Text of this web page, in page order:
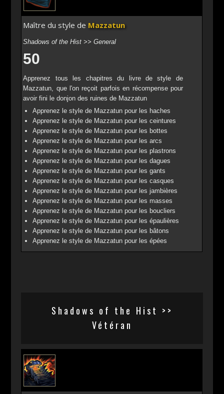
Maître du style de Mazzatun
Shadows of the Hist >> General
50
Apprenez tous les chapitres du livre de style de
Mazzatun, que l'on reçoit parfois en récompense pour
avoir fini le donjon des ruines de Mazzatun
Apprenez le style de Mazzatun pour les haches
Apprenez le style de Mazzatun pour les ceintures
Apprenez le style de Mazzatun pour les bottes
Apprenez le style de Mazzatun pour les arcs
Apprenez le style de Mazzatun pour les plastrons
Apprenez le style de Mazzatun pour les dagues
Apprenez le style de Mazzatun pour les gants
Apprenez le style de Mazzatun pour les casques
Apprenez le style de Mazzatun pour les jambières
Apprenez le style de Mazzatun pour les masses
Apprenez le style de Mazzatun pour les boucliers
Apprenez le style de Mazzatun pour les épaulières
Apprenez le style de Mazzatun pour les bâtons
Apprenez le style de Mazzatun pour les épées
Shadows of the Hist >>
Vétéran